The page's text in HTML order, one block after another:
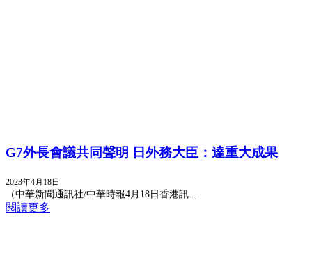
G7外長會議共同聲明 日外務大臣：達重大成果
2023年4月18日
（中華新聞通訊社/中華時報4月18日香港訊...
閱讀更多